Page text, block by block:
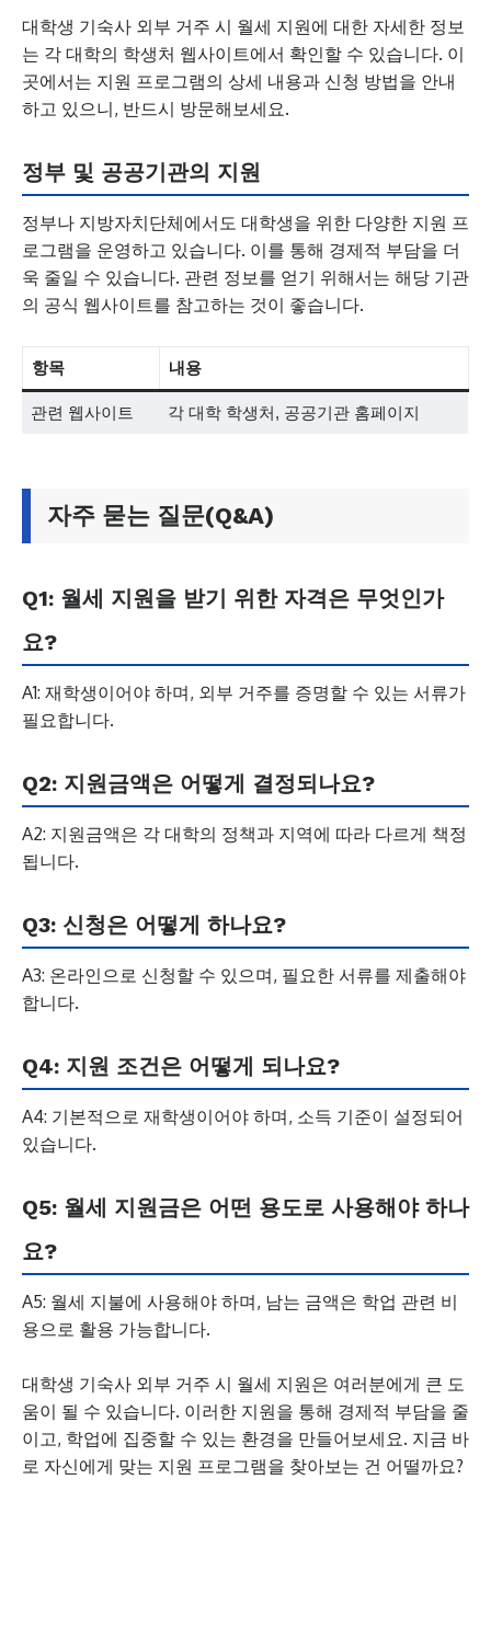
대학생 기숙사 외부 거주 시 월세 지원에 대한 자세한 정보
는 각 대학의 학생처 웹사이트에서 확인할 수 있습니다. 이
곳에서는 지원 프로그램의 상세 내용과 신청 방법을 안내
하고 있으니, 반드시 방문해보세요.
정부 및 공공기관의 지원
정부나 지방자치단체에서도 대학생을 위한 다양한 지원 프
로그램을 운영하고 있습니다. 이를 통해 경제적 부담을 더
욱 줄일 수 있습니다. 관련 정보를 얻기 위해서는 해당 기관
의 공식 웹사이트를 참고하는 것이 좋습니다.
항목 내용
관련 웹사이트 각 대학 학생처, 공공기관 홈페이지
자주 묻는 질문(Q&A)
Q1: 월세 지원을 받기 위한 자격은 무엇인가
요?
A1: 재학생이어야 하며, 외부 거주를 증명할 수 있는 서류가
필요합니다.
Q2: 지원금액은 어떻게 결정되나요?
A2: 지원금액은 각 대학의 정책과 지역에 따라 다르게 책정
됩니다.
Q3: 신청은 어떻게 하나요?
A3: 온라인으로 신청할 수 있으며, 필요한 서류를 제출해야
합니다.
Q4: 지원 조건은 어떻게 되나요?
A4: 기본적으로 재학생이어야 하며, 소득 기준이 설정되어
있습니다.
Q5: 월세 지원금은 어떤 용도로 사용해야 하나
요?
A5: 월세 지불에 사용해야 하며, 남는 금액은 학업 관련 비
용으로 활용 가능합니다.
대학생 기숙사 외부 거주 시 월세 지원은 여러분에게 큰 도
움이 될 수 있습니다. 이러한 지원을 통해 경제적 부담을 줄
이고, 학업에 집중할 수 있는 환경을 만들어보세요. 지금 바
로 자신에게 맞는 지원 프로그램을 찾아보는 건 어떨까요?